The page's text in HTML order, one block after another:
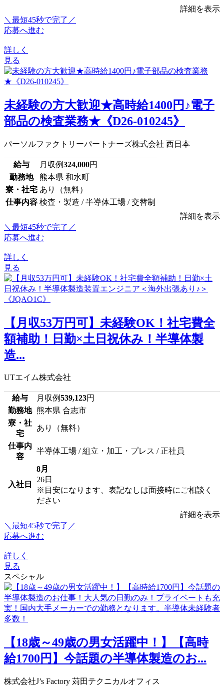
詳細を表示
＼最短45秒で完了／
応募へ進む
詳しく
見る
未経験の方大歓迎★高時給1400円♪電子
部品の検査業務★《D26-010245》
パーソルファクトリーパートナーズ株式会社 西日本
給与 月収例324,000円
勤務地
熊本県 和水町
寮・社宅 あり（無料）
仕事内容 検査・製造 / 半導体工場 / 交替制
詳細を表示
＼最短45秒で完了／
応募へ進む
詳しく
見る
【月収53万円可】未経験OK！社宅費全
額補助！日勤×土日祝休み！半導体製
造...
UTエイム株式会社
給与 月収例539,123円
勤務地 熊本県 合志市
寮・社
宅
あり（無料）
仕事内
容
半導体工場 / 組立・加工・プレス / 正社員
入社日
8月
26日
※目安になります、表記なしは面接時にご相談く
ださい
詳細を表示
＼最短45秒で完了／
応募へ進む
詳しく
見る
スペシャル
【18歳～49歳の男女活躍中！】【高時
給1700円】今話題の半導体製造のお...
株式会社J’s Factory 苅田テクニカルオフィス